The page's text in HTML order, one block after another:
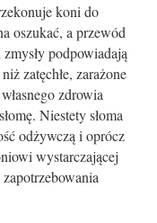
koni do
oszukać, a przewód
ły podpowiadają
żzatęchłe, zarażone
łasnego zdrowia
słomę. Niestety słoma
śćodżywczą i oprócz
wystarczającej